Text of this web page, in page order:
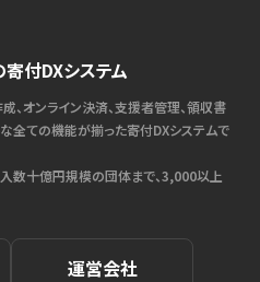
付DXシステム
、オンライン決済、支援者管理、領収書
全ての機能が揃った寄付DXシステムで
数十億円規模の団体まで、3,000以上
運営会社